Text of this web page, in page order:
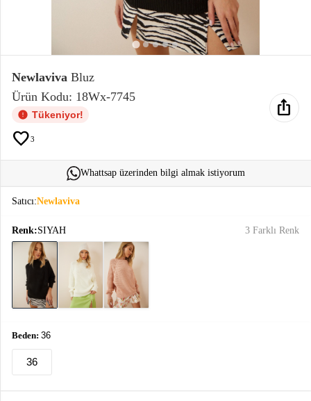
T-Shirt
Giyim
keyboard_arrow_down
Elbise
Alt
Giyimkeyboard_arrow_down
Newlaviva Bluz
Ürün Kodu: 18Wx-7745
Tükeniyor!
favorite3
ios_share
Whattsap üzerinden bilgi almak istiyorum
Satıcı:Newlaviva
Renk:SIYAH 3 Farklı Renk
Beden: 36
36